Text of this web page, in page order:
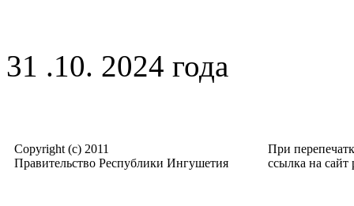
31 .10. 2024 года
Copyright (c) 2011
Правительство Республики Ингушетия
При
ссылка на сайт